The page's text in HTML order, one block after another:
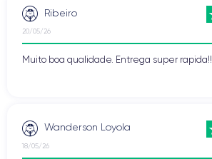
Ribeiro
20/05/26
Muito boa qualidade. Entrega super rapida!!
Wanderson Loyola
18/05/26